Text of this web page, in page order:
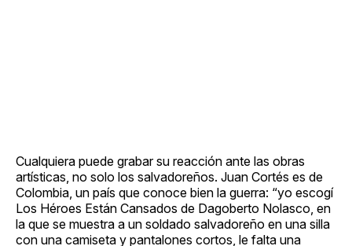
Cualquiera puede grabar su reacción ante las obras
artísticas, no solo los salvadoreños. Juan Cortés es de
Colombia, un país que conoce bien la guerra: “yo escogí
Los Héroes Están Cansados de Dagoberto Nolasco, en
la que se muestra a un soldado salvadoreño en una silla
con una camiseta y pantalones cortos, le falta una